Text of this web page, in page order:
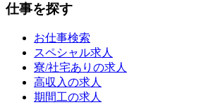
仕事を探す
お仕事検索
スペシャル求人
寮/社宅ありの求人
高収入の求人
期間工の求人